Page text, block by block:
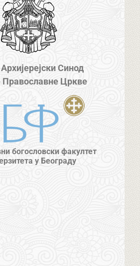
Синод
Православне Цркве
богословски факултет
у Београду